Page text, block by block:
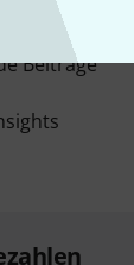
Beiträge